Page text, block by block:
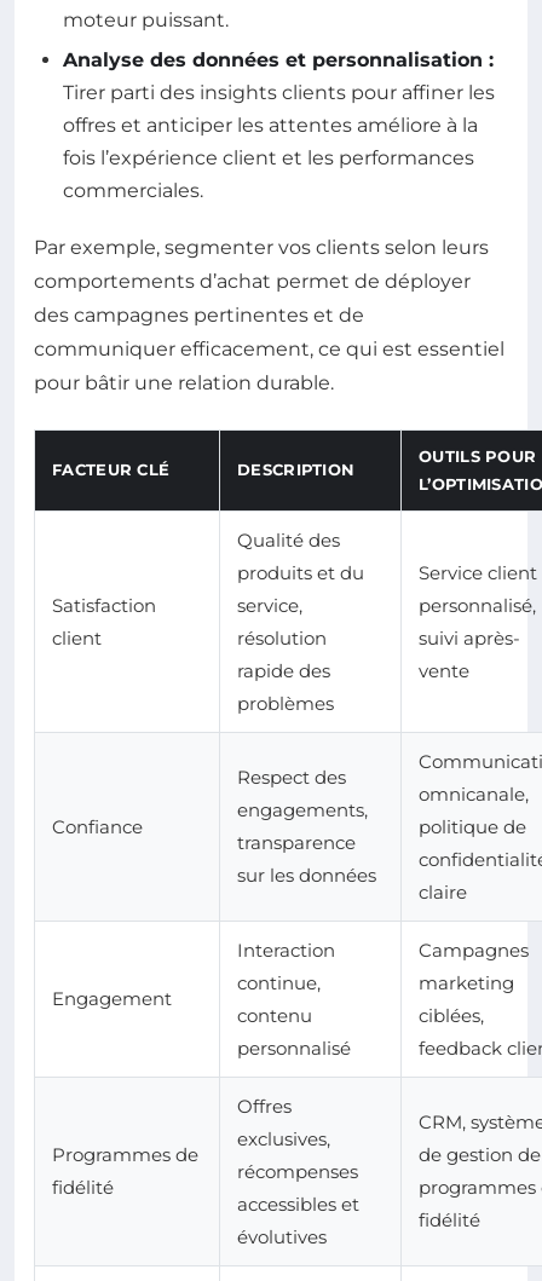
moteur puissant.
Analyse des données et personnalisation :
Tirer parti des insights clients pour affiner les
offres et anticiper les attentes améliore à la
fois l’expérience client et les performances
commerciales.
Par exemple, segmenter vos clients selon leurs
comportements d’achat permet de déployer
des campagnes pertinentes et de
communiquer efficacement, ce qui est essentiel
pour bâtir une relation durable.
FACTEUR CLÉ DESCRIPTION
OUTILS POUR
Satisfaction
client
Qualité des
produits et du
service,
résolution
rapide des
problèmes
Service client
personnalisé,
suivi après-
vente
Confiance
Respect des
engagements,
transparence
sur les données
omnicanale,
politique de
claire
Engagement
Interaction
continue,
contenu
personnalisé
Campagnes
marketing
ciblées,
feedback
Programmes de
fidélité
Offres
exclusives,
récompenses
accessibles et
évolutives
CRM,
de gestion de
programmes
fidélité